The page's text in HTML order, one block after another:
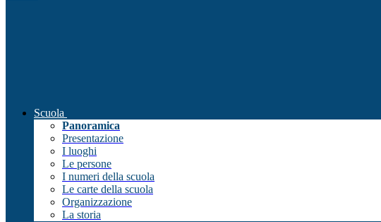
Scuola
Panoramica
Presentazione
I luoghi
Le persone
I numeri della scuola
Le carte della scuola
Organizzazione
La storia